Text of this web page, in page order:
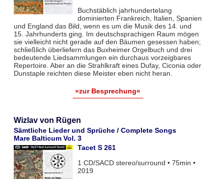
Buchstäblich jahrhundertelang
dominierten Frankreich, Italien, Spanien
und England das Bild, wenn es um die Musik des 14. und
15. Jahrhunderts ging. Im deutschsprachigen Raum mögen
sie vielleicht nicht gerade auf den Bäumen gesessen haben;
schließlich überliefern das Buxheimer Orgelbuch und drei
bedeutende Liedsammlungen ein durchaus vorzeigbares
Repertoire. Aber an die Strahlkraft eines Dufay, Ciconia oder
Dunstaple reichten diese Meister eben nicht heran.
»zur Besprechung«
Wizlav von Rügen
Sämtliche Lieder und Sprüche / Complete Songs
Mare Balticum Vol. 3
Tacet S 261
1 CD/SACD stereo/surround • 75min •
2019